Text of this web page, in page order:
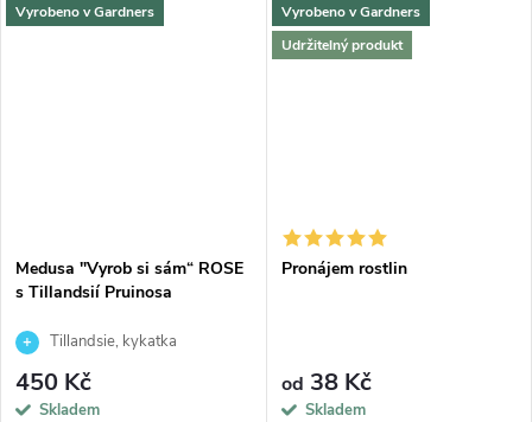
Vyrobeno v Gardners
Medusa "Vyrob si sám“ ROSE
s Tillandsií Pruinosa
Tillandsie, kykatka
450 Kč
Skladem
Vyrobeno v Gardners
Udržitelný produkt
Pronájem rostlin
od 38 Kč
Skladem